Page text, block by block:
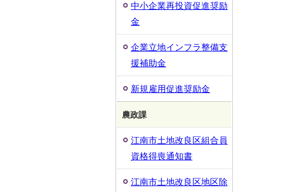
中小企業再投資促進奨励
金
企業立地インフラ整備支
援補助金
新規雇用促進奨励金
農政課
江南市土地改良区組合員
資格得喪通知書
江南市土地改良区地区除